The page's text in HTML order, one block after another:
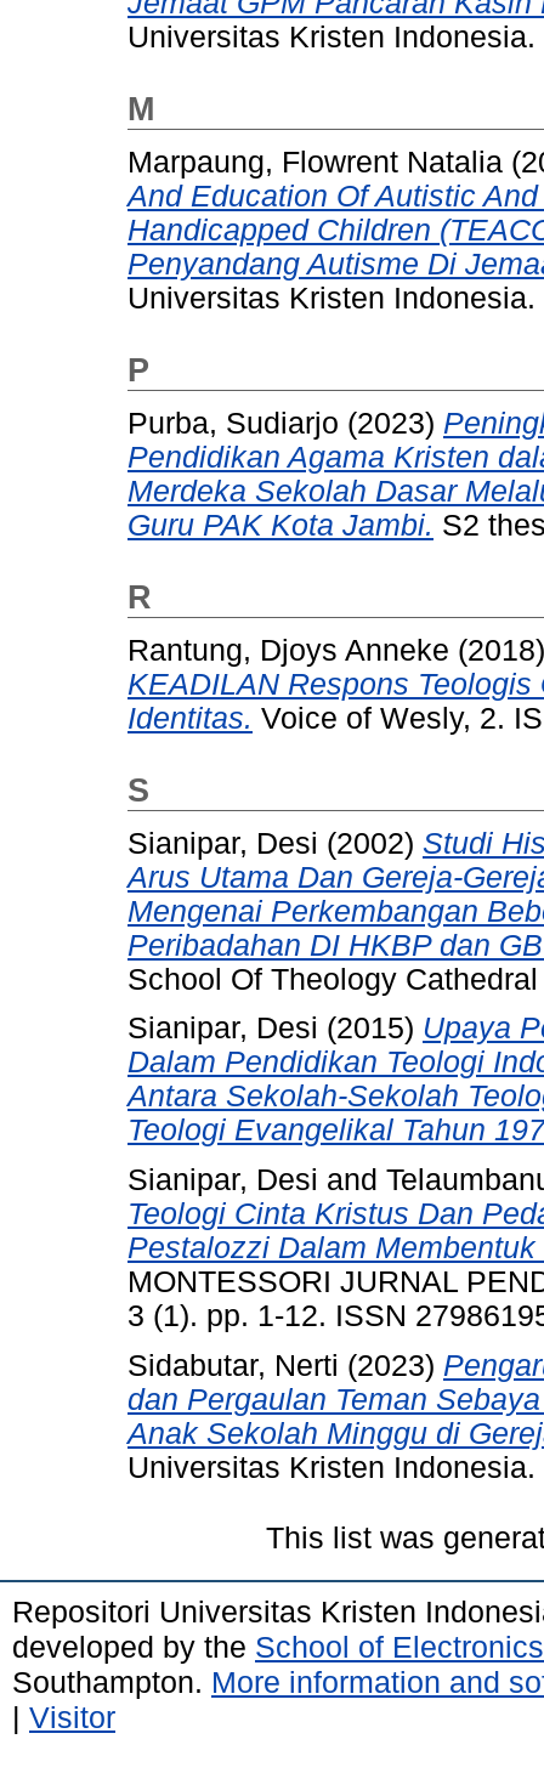
Universitas Kristen Indonesia.
M
Marpaung, Flowrent Natalia
And Education Of Autistic
Handicapped Children
Penyandang Autisme Di
Universitas Kristen Indonesia.
P
Purba, Sudiarjo (2023)
Pendidikan Agama Kristen
Merdeka Sekolah Dasar
Guru PAK Kota Jambi. S2
R
Rantung, Djoys Anneke
KEADILAN Respons
Identitas. Voice of Wesly, 2.
S
Sianipar, Desi (2002) Studi
Arus Utama Dan Gereja-
Mengenai Perkembangan
Peribadahan DI HKBP dan
School Of Theology
Sianipar, Desi (2015) Upaya
Dalam Pendidikan Teologi
Antara Sekolah-Sekolah
Teologi Evangelikal Tahun
Sianipar, Desi and
Teologi Cinta Kristus Dan
Pestalozzi Dalam
MONTESSORI JURNAL
3 (1). pp. 1-12. ISSN
Sidabutar, Nerti (2023)
dan Pergaulan Teman
Anak Sekolah Minggu di
Universitas Kristen Indonesia.
This list was
Repositori Universitas Kristen
developed by the School of
Southampton. More information and
| Visitor